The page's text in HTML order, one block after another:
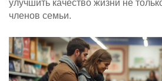
улучшить качество жизни не
членов семьи.